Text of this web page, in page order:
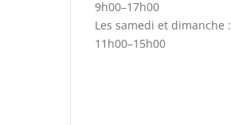
9h00–17h00
Les samedi et dimanche :
11h00–15h00